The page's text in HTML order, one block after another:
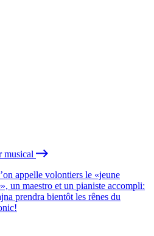
musical
appelle volontiers le «jeune
un maestro et un pianiste accompli:
prendra bientôt les rênes du